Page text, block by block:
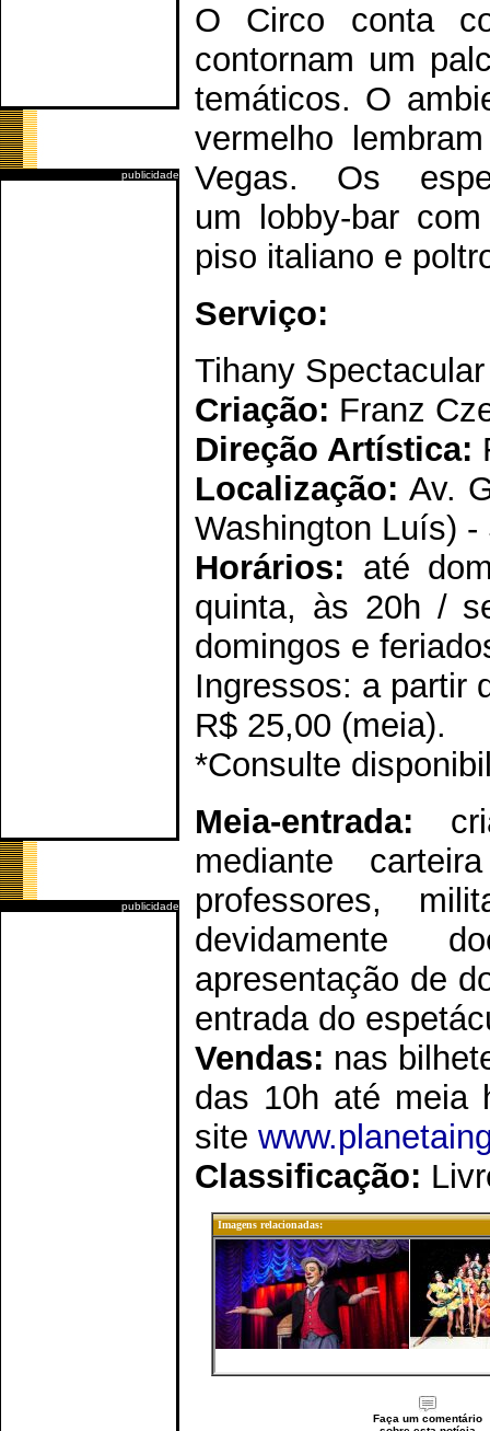
publicidade
publicidade
O Circo conta
contornam um
temáticos. O
vermelho
Vegas. Os
um lobby-bar
piso italiano e
Serviço:
Tihany
Criação: Franz
Direção Artística:
Localização: Av.
Washington Luís)
Horários: até
quinta, às 20h /
domingos e
Ingressos: a partir
R$ 25,00 (meia).
*Consulte
Meia-entrada:
mediante
professores,
devidamente
apresentação de
entrada do
Vendas: nas
das 10h até meia
site
Classificação:
Imagens relacionadas:
Faça um comentário